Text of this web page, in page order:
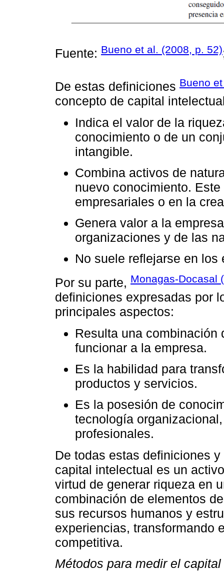
Fuente: Bueno et al. (2008, p. 52)
De estas definiciones Bueno
concepto de capital
Indica el valor de la
conocimiento o de un
intangible.
Combina activos de
nuevo conocimiento.
empresariales o en la
Genera valor a la
organizaciones y de las
No suele reflejarse en
Por su parte, Monagas-Docasal
definiciones expresadas por
principales aspectos:
Resulta una combinación
funcionar a la empresa.
Es la habilidad para
productos y servicios.
Es la posesión de
tecnología
profesionales.
De todas estas definiciones
capital intelectual es un
virtud de generar riqueza en
combinación de elementos
sus recursos humanos y
experiencias, transformando
competitiva.
Métodos para medir el